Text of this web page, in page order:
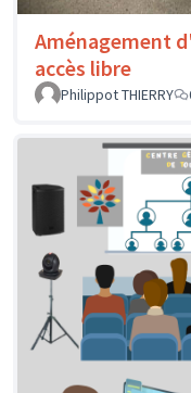
Aménagement
accès libre
Philippot THIERRY